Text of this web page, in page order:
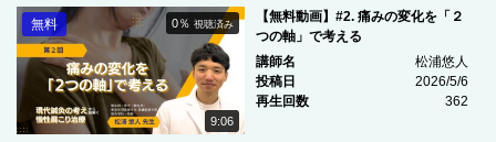
9:06
0％視聴済み
無料
【無料動画】#2. 痛みの変化を「２
つの軸」で考える
講師名
松浦悠人
投稿日
2026/5/6
再生回数
362